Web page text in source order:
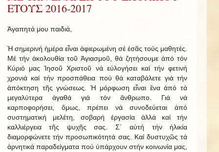
ΕΤΟΥΣ 2016-2017
Ἀγαπητά μου παιδιά,
Ἡ σημερινή ἡμέρα εἶναι ἀφιερωμένη σέ ἐσᾶς τούς μαθητές.
Μέ τήν ἀκολουθία τοῦ Ἁγιασμοῦ, θά ζητήσουμε ἀπό τόν
Κύριό μας Ἰησοῦ Χριστοῦ νά εὐλογήσει καί τήν φετινή
χρονιά καί τήν προσπάθεια πού θά καταβάλετε γιά τήν
ἀπόκτηση τῆς γνώσεως. Ἡ μόρφωση εἶναι ἕνα ἀπό τά
μεγαλύτερα ἀγαθά γιά τόν ἄνθρωπο. Γιά νά
καρποφορήσει, ὅμως, πρέπει νά συνοδεύεται ἀπό
συστηματική μελέτη, σοβαρή ἐργασία ἀλλά καί τήν
καλλιέργεια τῆς ψυχῆς σας. Σ΄ αὐτή τήν ἡλικία
διαμορφώνετε τήν προσωπικότητά σας. Καί δυστυχῶς τά
ἀρνητικά παραδείγματα πού ὑπάρχουν στήν κοινωνία μας,